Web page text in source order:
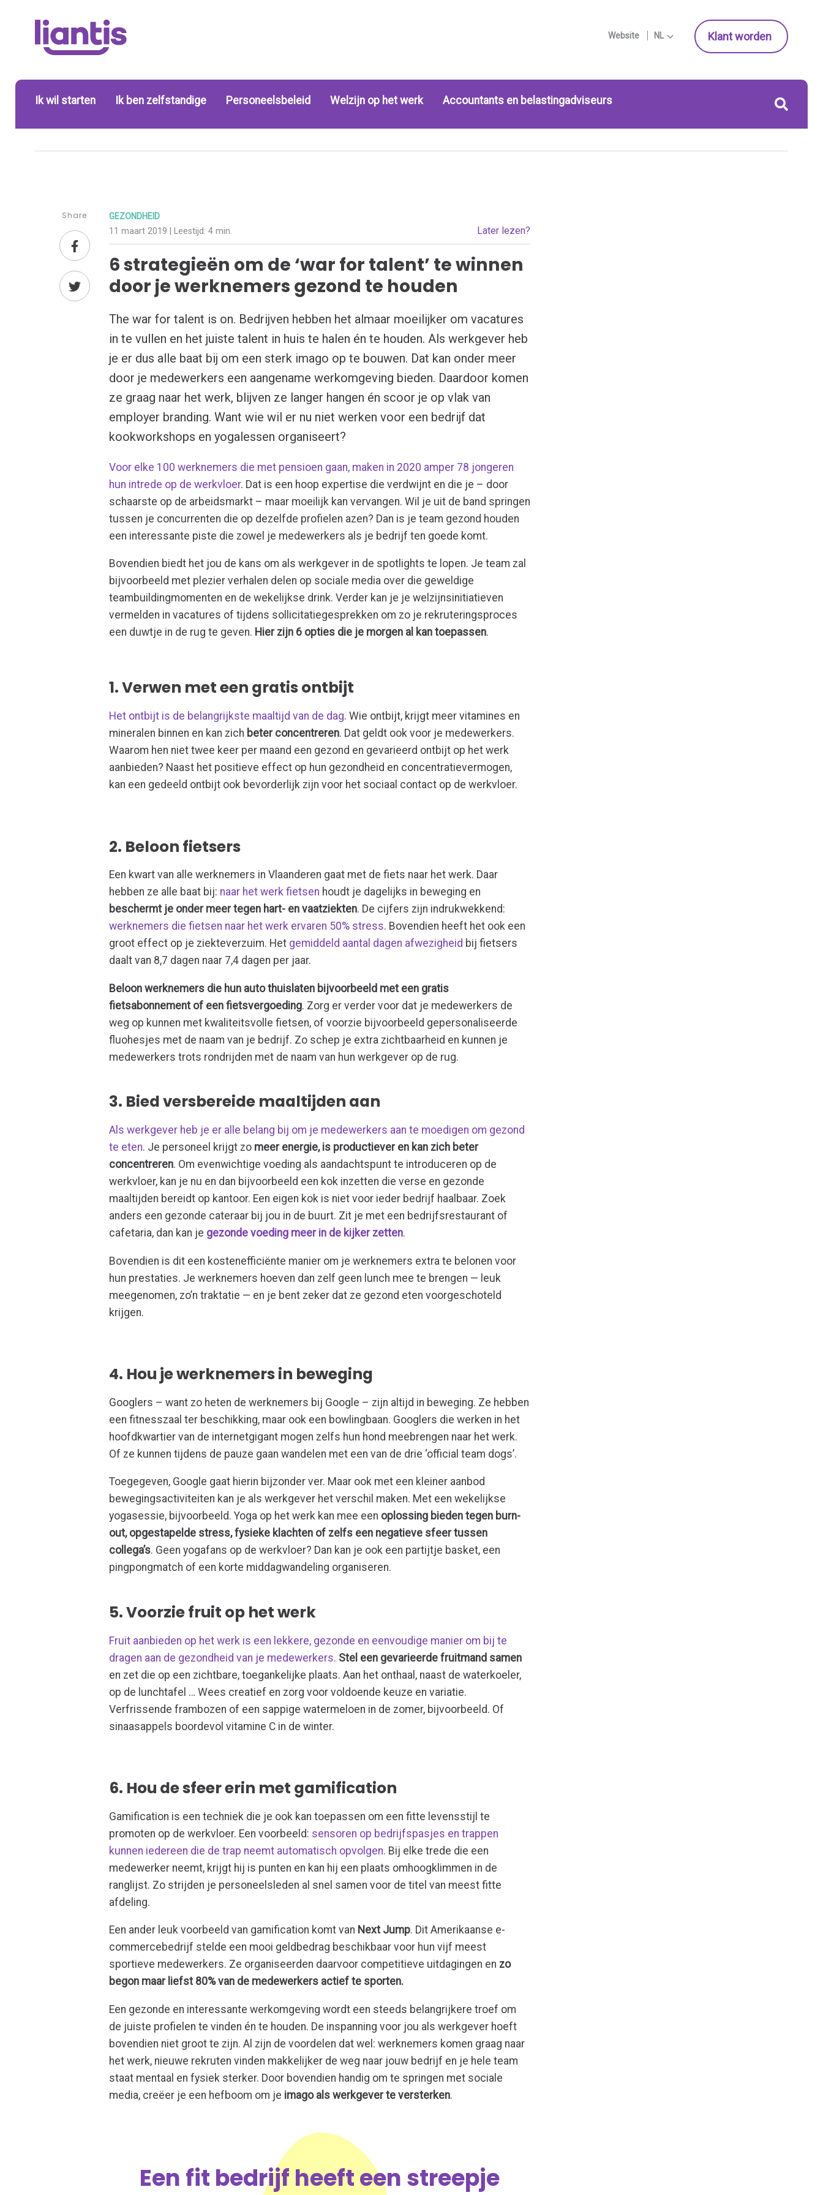
Website NL Klant worden
Ik wil starten Ik ben zelfstandige Personeelsbeleid Welzijn op het werk Accountants en belastingadviseurs
Share GEZONDHEID
11 maart 2019 | Leestijd:4 min. Later lezen?
6 strategieën om de ‘war for talent’ te winnen
door je werknemers gezond te houden
The war for talent is on. Bedrijven hebben het almaar moeilijker om vacatures
in te vullen en het juiste talent in huis te halen én te houden. Als werkgever heb
je er dus alle baat bij om een sterk imago op te bouwen. Dat kan onder meer
door je medewerkers een aangename werkomgeving bieden. Daardoor komen
ze graag naar het werk, blijven ze langer hangen én scoor je op vlak van
employer branding. Want wie wil er nu niet werken voor een bedrijf dat
kookworkshops en yogalessen organiseert?
Voor elke 100 werknemers die met pensioen gaan, maken in 2020 amper 78 jongeren
hun intrede op de werkvloer. Dat is een hoop expertise die verdwijnt en die je – door
schaarste op de arbeidsmarkt – maar moeilijk kan vervangen. Wil je uit de band springen
tussen je concurrenten die op dezelfde profielen azen? Dan is je team gezond houden
een interessante piste die zowel je medewerkers als je bedrijf ten goede komt.
Bovendien biedt het jou de kans om als werkgever in de spotlights te lopen. Je team zal
bijvoorbeeld met plezier verhalen delen op sociale media over die geweldige
teambuildingmomenten en de wekelijkse drink. Verder kan je je welzijnsinitiatieven
vermelden in vacatures of tijdens sollicitatiegesprekken om zo je rekruteringsproces
een duwtje in de rug te geven. Hier zijn 6 opties die je morgen al kan toepassen.
1. Verwen met een gratis ontbijt
Het ontbijt is de belangrijkste maaltijd van de dag. Wie ontbijt, krijgt meer vitamines en
mineralen binnen en kan zich beter concentreren. Dat geldt ook voor je medewerkers.
Waarom hen niet twee keer per maand een gezond en gevarieerd ontbijt op het werk
aanbieden? Naast het positieve effect op hun gezondheid en concentratievermogen,
kan een gedeeld ontbijt ook bevorderlijk zijn voor het sociaal contact op de werkvloer.
2. Beloon fietsers
Een kwart van alle werknemers in Vlaanderen gaat met de fiets naar het werk. Daar
hebben ze alle baat bij: naar het werk fietsen houdt je dagelijks in beweging en
beschermt je onder meer tegen hart- en vaatziekten. De cijfers zijn indrukwekkend:
werknemers die fietsen naar het werk ervaren 50% stress. Bovendien heeft het ook een
groot effect op je ziekteverzuim. Het gemiddeld aantal dagen afwezigheid bij fietsers
daalt van 8,7 dagen naar 7,4 dagen per jaar.
Beloon werknemers die hun auto thuislaten bijvoorbeeld met een gratis
fietsabonnement of een fietsvergoeding. Zorg er verder voor dat je medewerkers de
weg op kunnen met kwaliteitsvolle fietsen, of voorzie bijvoorbeeld gepersonaliseerde
fluohesjes met de naam van je bedrijf. Zo schep je extra zichtbaarheid en kunnen je
medewerkers trots rondrijden met de naam van hun werkgever op de rug.
3. Bied versbereide maaltijden aan
Als werkgever heb je er alle belang bij om je medewerkers aan te moedigen om gezond
te eten. Je personeel krijgt zo meer energie, is productiever en kan zich beter
concentreren. Om evenwichtige voeding als aandachtspunt te introduceren op de
werkvloer, kan je nu en dan bijvoorbeeld een kok inzetten die verse en gezonde
maaltijden bereidt op kantoor. Een eigen kok is niet voor ieder bedrijf haalbaar. Zoek
anders een gezonde cateraar bij jou in de buurt. Zit je met een bedrijfsrestaurant of
cafetaria, dan kan je gezonde voeding meer in de kijker zetten.
Bovendien is dit een kostenefficiënte manier om je werknemers extra te belonen voor
hun prestaties. Je werknemers hoeven dan zelf geen lunch mee te brengen — leuk
meegenomen, zo’n traktatie — en je bent zeker dat ze gezond eten voorgeschoteld
krijgen.
4. Hou je werknemers in beweging
Googlers – want zo heten de werknemers bij Google – zijn altijd in beweging. Ze hebben
een fitnesszaal ter beschikking, maar ook een bowlingbaan. Googlers die werken in het
hoofdkwartier van de internetgigant mogen zelfs hun hond meebrengen naar het werk.
Of ze kunnen tijdens de pauze gaan wandelen met een van de drie ‘official team dogs’.
Toegegeven, Google gaat hierin bijzonder ver. Maar ook met een kleiner aanbod
bewegingsactiviteiten kan je als werkgever het verschil maken. Met een wekelijkse
yogasessie, bijvoorbeeld. Yoga op het werk kan mee een oplossing bieden tegen burn-
out, opgestapelde stress, fysieke klachten of zelfs een negatieve sfeer tussen
collega’s. Geen yogafans op de werkvloer? Dan kan je ook een partijtje basket, een
pingpongmatch of een korte middagwandeling organiseren.
5. Voorzie fruit op het werk
Fruit aanbieden op het werk is een lekkere, gezonde en eenvoudige manier om bij te
dragen aan de gezondheid van je medewerkers. Stel een gevarieerde fruitmand samen
en zet die op een zichtbare, toegankelijke plaats. Aan het onthaal, naast de waterkoeler,
op de lunchtafel … Wees creatief en zorg voor voldoende keuze en variatie.
Verfrissende frambozen of een sappige watermeloen in de zomer, bijvoorbeeld. Of
sinaasappels boordevol vitamine C in de winter.
6. Hou de sfeer erin met gamification
Gamification is een techniek die je ook kan toepassen om een fitte levensstijl te
promoten op de werkvloer. Een voorbeeld: sensoren op bedrijfspasjes en trappen
kunnen iedereen die de trap neemt automatisch opvolgen. Bij elke trede die een
medewerker neemt, krijgt hij is punten en kan hij een plaats omhoogklimmen in de
ranglijst. Zo strijden je personeelsleden al snel samen voor de titel van meest fitte
afdeling.
Een ander leuk voorbeeld van gamification komt van Next Jump. Dit Amerikaanse e-
commercebedrijf stelde een mooi geldbedrag beschikbaar voor hun vijf meest
sportieve medewerkers. Ze organiseerden daarvoor competitieve uitdagingen en zo
begon maar liefst 80% van de medewerkers actief te sporten.
Een gezonde en interessante werkomgeving wordt een steeds belangrijkere troef om
de juiste profielen te vinden én te houden. De inspanning voor jou als werkgever hoeft
bovendien niet groot te zijn. Al zijn de voordelen dat wel: werknemers komen graag naar
het werk, nieuwe rekruten vinden makkelijker de weg naar jouw bedrijf en je hele team
staat mentaal en fysiek sterker. Door bovendien handig om te springen met sociale
media, creëer je een hefboom om je imago als werkgever te versterken.
Een fit bedrijf heeft een streepje